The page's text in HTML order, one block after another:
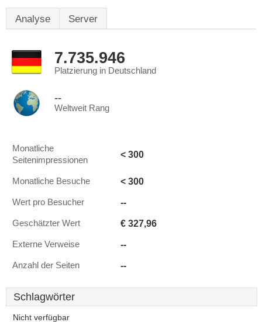
Analyse Server
7.735.946
Platzierung in Deutschland
--
Weltweit Rang
Monatliche
Seitenimpressionen
< 300
Monatliche Besuche < 300
Wert pro Besucher --
Geschätzter Wert € 327,96
Externe Verweise --
Anzahl der Seiten --
Schlagwörter
Nicht verfügbar